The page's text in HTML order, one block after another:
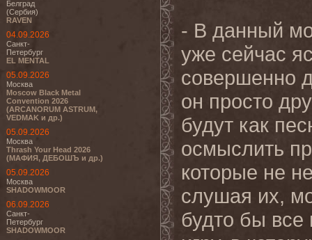
Белград
(Сербия)
RAVEN
04.09.2026
Санкт-
Петербург
EL MENTAL
05.09.2026
Москва
Moscow Black Metal
Convention 2026
(ARCANORUM ASTRUM,
VEDMAK и др.)
05.09.2026
Москва
Thrash Your Head 2026
(МАФИЯ, ДЕБОШЪ и др.)
05.09.2026
Москва
SHADOWMOOR
06.09.2026
Санкт-
Петербург
SHADOWMOOR
- В данный
уже сейчас
совершенно
он просто
будут как
осмыслить
которые не
слушая их,
будто бы все